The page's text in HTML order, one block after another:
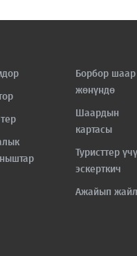
Борбор шаар
жөнүндө
Шаардын
картасы
Туристтер
эскерткич
Ажайып